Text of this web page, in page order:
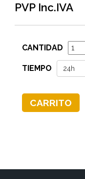
PVP Inc.IVA
CANTIDAD
TIEMPO 24h
CARRITO